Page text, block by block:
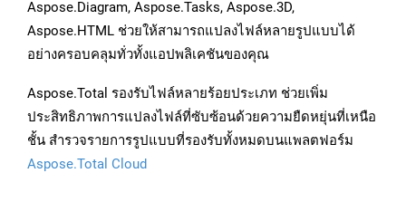
Aspose.Diagram, Aspose.Tasks, Aspose.3D,
Aspose.HTML ช่วยให้สามารถแปลงไฟล์หลายรูปแบบได้
อย่างครอบคลุมทั่วทั้งแอปพลิเคชันของคุณ
Aspose.Total รองรับไฟล์หลายร้อยประเภท ช่วยเพิ่ม
ประสิทธิภาพการแปลงไฟล์ที่ซับซ้อนด้วยความยืดหยุ่นที่เหนือ
ชั้น สำรวจรายการรูปแบบที่รองรับทั้งหมดบนแพลตฟอร์ม
Aspose.Total Cloud